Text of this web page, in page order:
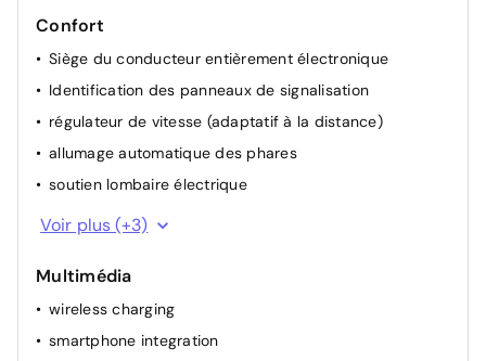
Confort
Siège du conducteur entièrement électronique
Identification des panneaux de signalisation
régulateur de vitesse (adaptatif à la distance)
allumage automatique des phares
soutien lombaire électrique
volant multifonctionel
climatisation (automatique)
Voir plus (+3)
Multimédia
wireless charging
smartphone integration